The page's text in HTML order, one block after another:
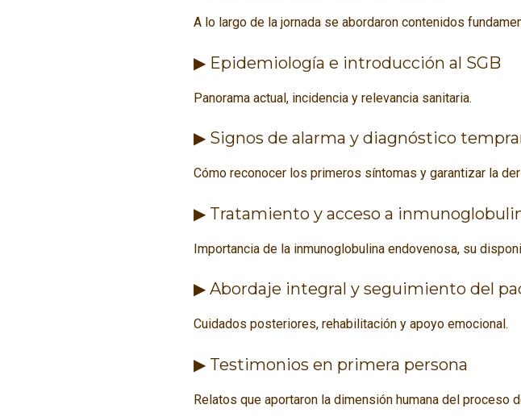
A lo largo de la jornada se abordaron contenidos
▶ Epidemiología e introducción al SGB
Panorama actual, incidencia y relevancia sanitaria.
▶ Signos de alarma y diagnóstico
Cómo reconocer los primeros síntomas y garantizar la
▶ Tratamiento y acceso a
Importancia de la inmunoglobulina endovenosa, su
▶ Abordaje integral y seguimiento del
Cuidados posteriores, rehabilitación y apoyo emocional.
▶ Testimonios en primera persona
Relatos que aportaron la dimensión humana del proceso